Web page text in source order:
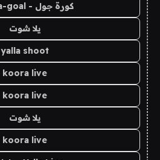
كورة جول - koora-goal
يلا شوت
yalla shoot
koora live
koora live
يلا شوت
koora live